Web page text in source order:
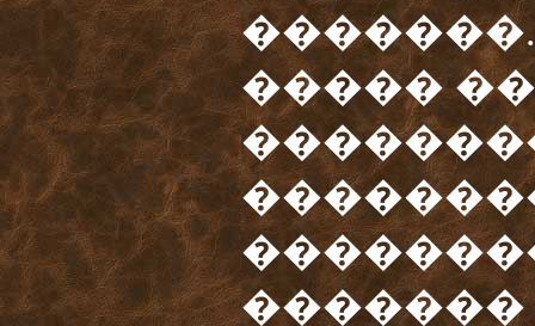
�����
�������